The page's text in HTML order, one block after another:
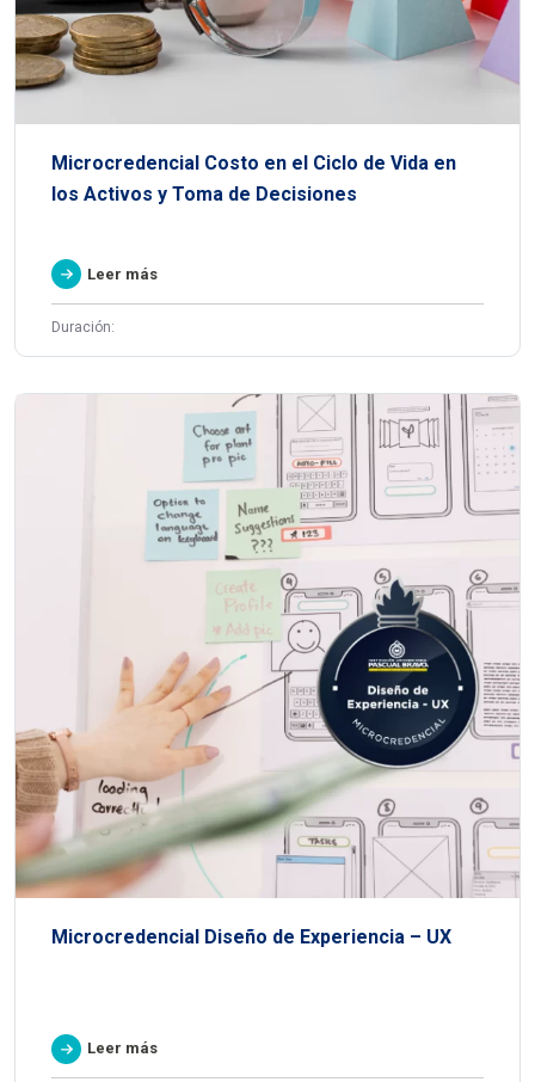
Microcredencial Costo en el Ciclo de Vida en
los Activos y Toma de Decisiones
Leer más
Duración:
Microcredencial Diseño de Experiencia – UX
Leer más